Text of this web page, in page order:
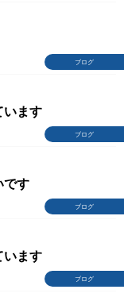
ブログ
ブログ
います
ブログ
です
ブログ
います